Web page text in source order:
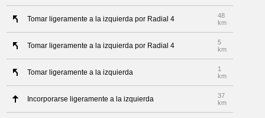
Tomar ligeramente a la izquierda por Radial 4
48
km
Tomar ligeramente a la izquierda por Radial 4
5
km
Tomar ligeramente a la izquierda
1
km
Incorporarse ligeramente a la izquierda
37
km